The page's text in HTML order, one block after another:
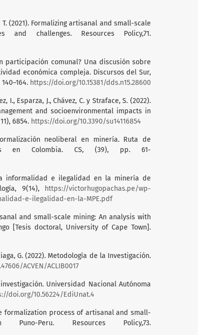
T. (2021). Formalizing artisanal and small-scale
and challenges. Resources Policy,71.
participación comunal? Una discusión sobre
económica compleja. Discursos del Sur,
https://doi.org/10.15381/dds.n15.28600
I., Esparza, J., Chávez, C. y Straface, S. (2022).
and socioenvironmental impacts in
6854. https://doi.org/10.3390/su14116854
neoliberal en minería. Ruta de
en Colombia. CS, (39), pp. 61-
informalidad e ilegalidad en la minería de
9(14),
https://victorhugopachas.pe/wp-
e-ilegalidad-en-la-MPE.pdf
and small-scale mining: An analysis with
[Tesis doctoral, University of Cape Town].
G. (2022). Metodología de la Investigación.
ACVEN/ACLIB0017
Universidad Nacional Autónoma
doi.org/10.56224/EdiUnat.4
formalization process of artisanal and small-
Peru. Resources Policy,73.